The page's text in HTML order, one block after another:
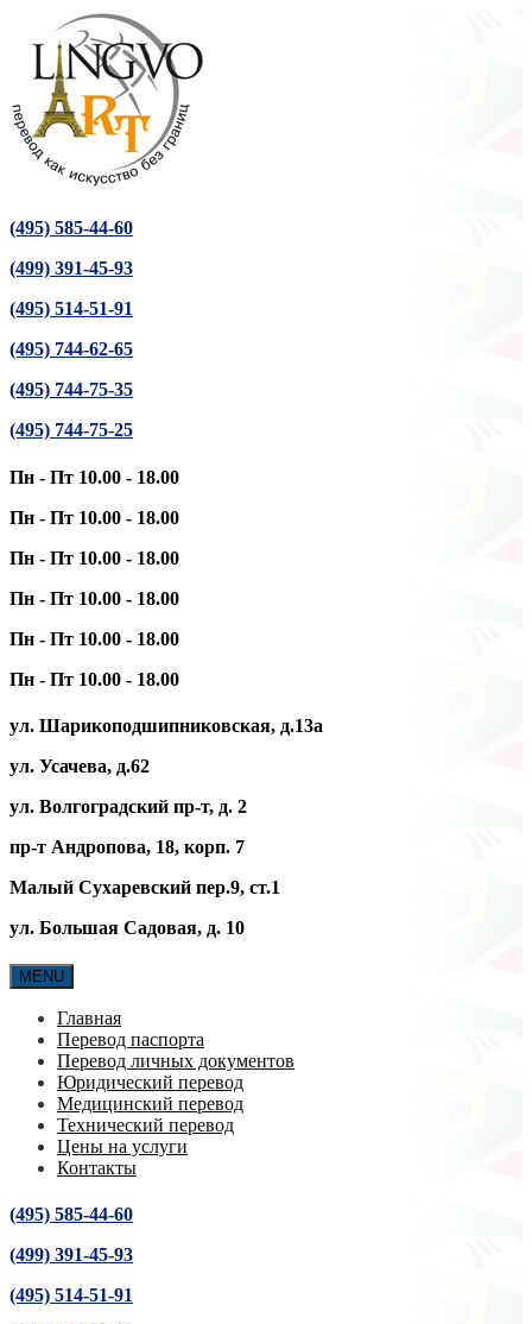
(495) 585-44-60
(499) 391-45-93
(495) 514-51-91
(495) 744-62-65
(495) 744-75-35
(495) 744-75-25
Пн - Пт 10.00 - 18.00
Пн - Пт 10.00 - 18.00
Пн - Пт 10.00 - 18.00
Пн - Пт 10.00 - 18.00
Пн - Пт 10.00 - 18.00
Пн - Пт 10.00 - 18.00
ул. Шарикоподшипниковская, д.13а
ул. Усачева, д.62
ул. Волгоградский пр-т, д. 2
пр-т Андропова, 18, корп. 7
Малый Сухаревский пер.9, ст.1
ул. Большая Садовая, д. 10
MENU
Главная
Перевод паспорта
Перевод личных документов
Юридический перевод
Медицинский перевод
Технический перевод
Цены на услуги
Контакты
(495) 585-44-60
(499) 391-45-93
(495) 514-51-91